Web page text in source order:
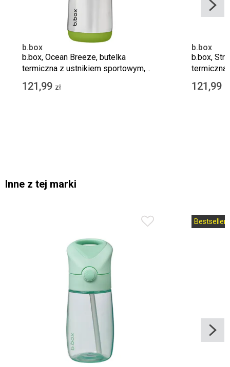
b.box
b.box, Ocean Breeze, butelka
termiczna z ustnikiem sportowym,
500 ml
121,99 zł
b.box
b.box,
termiczna
500 ml
121,99
Inne z tej marki
Bestseller